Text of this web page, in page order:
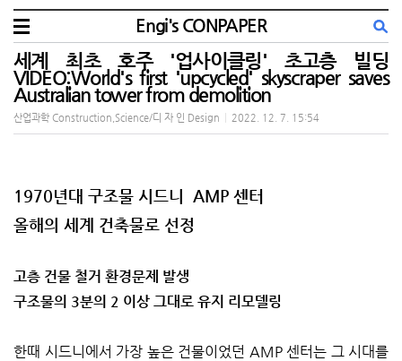
Engi's CONPAPER
세계 최초 호주 '업사이클링' 초고층 빌딩
VIDEO:World's first 'upcycled' skyscraper saves
Australian tower from demolition
산업과학 Construction,Science/디 자 인 Design 2022. 12. 7. 15:54
1970년대 구조물 시드니 AMP 센터
올해의 세계 건축물로 선정
고층 건물 철거 환경문제 발생
구조물의 3분의 2 이상 그대로 유지 리모델링
한때 시드니에서 가장 높은 건물이었던 AMP 센터는 그 시대를